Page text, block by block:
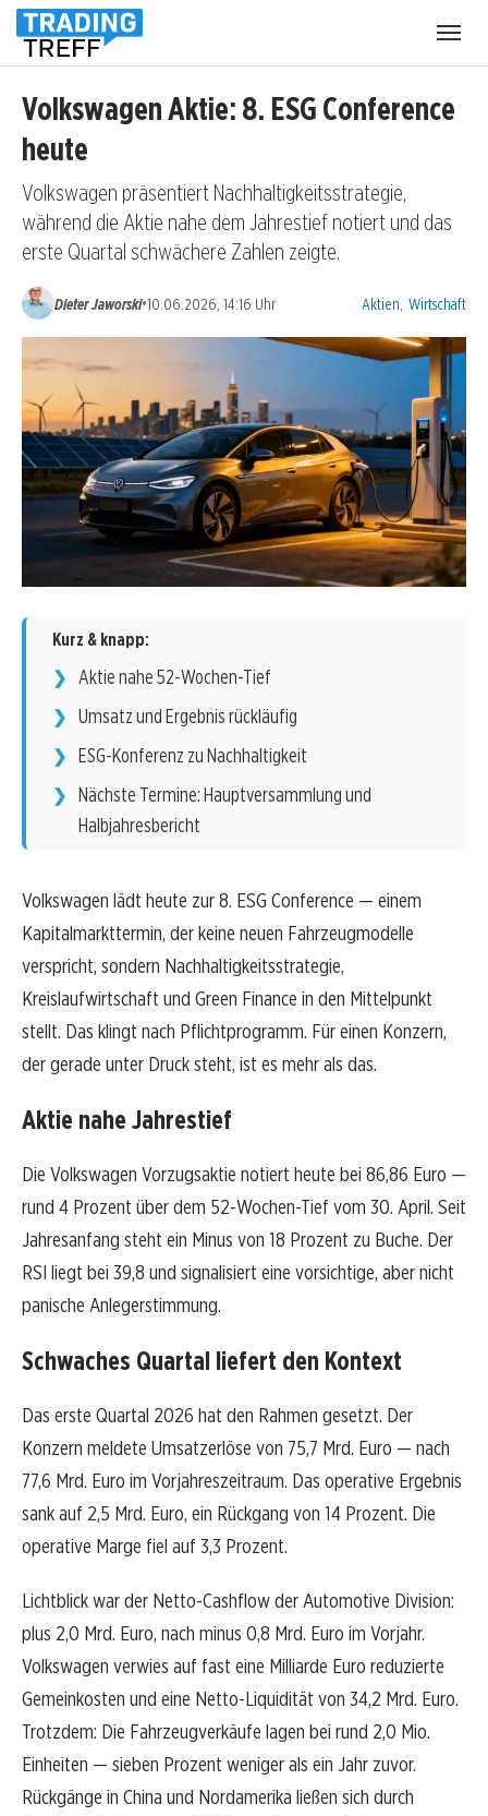
Volkswagen Aktie: 8. ESG Conference
heute
Volkswagen präsentiert Nachhaltigkeitsstrategie,
während die Aktie nahe dem Jahrestief notiert und das
erste Quartal schwächere Zahlen zeigte.
Dieter Jaworski•10.06.2026, 14:16 Uhr Kategorien:
Aktien Wirtschaft
Kurz & knapp:
Aktie nahe 52-Wochen-Tief
Umsatz und Ergebnis rückläufig
ESG-Konferenz zu Nachhaltigkeit
Nächste Termine: Hauptversammlung und
Halbjahresbericht
Volkswagen lädt heute zur 8. ESG Conference — einem
Kapitalmarkttermin, der keine neuen Fahrzeugmodelle
verspricht, sondern Nachhaltigkeitsstrategie,
Kreislaufwirtschaft und Green Finance in den Mittelpunkt
stellt. Das klingt nach Pflichtprogramm. Für einen Konzern,
der gerade unter Druck steht, ist es mehr als das.
Aktie nahe Jahrestief
Die Volkswagen Vorzugsaktie notiert heute bei 86,86 Euro —
rund 4 Prozent über dem 52-Wochen-Tief vom 30. April. Seit
Jahresanfang steht ein Minus von 18 Prozent zu Buche. Der
RSI liegt bei 39,8 und signalisiert eine vorsichtige, aber nicht
panische Anlegerstimmung.
Schwaches Quartal liefert den Kontext
Das erste Quartal 2026 hat den Rahmen gesetzt. Der
Konzern meldete Umsatzerlöse von 75,7 Mrd. Euro — nach
77,6 Mrd. Euro im Vorjahreszeitraum. Das operative Ergebnis
sank auf 2,5 Mrd. Euro, ein Rückgang von 14 Prozent. Die
operative Marge fiel auf 3,3 Prozent.
Lichtblick war der Netto-Cashflow der Automotive Division:
plus 2,0 Mrd. Euro, nach minus 0,8 Mrd. Euro im Vorjahr.
Volkswagen verwies auf fast eine Milliarde Euro reduzierte
Gemeinkosten und eine Netto-Liquidität von 34,2 Mrd. Euro.
Trotzdem: Die Fahrzeugverkäufe lagen bei rund 2,0 Mio.
Einheiten — sieben Prozent weniger als ein Jahr zuvor.
Rückgänge in China und Nordamerika ließen sich durch